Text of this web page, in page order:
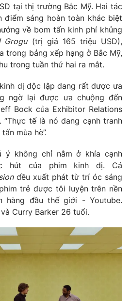
Podcast
Infographic
Shorts video
VTV Thể thao
Bất động sản
Tấm lòng Việt
Vươn mình bằng AI
VTV8
tại thị trường Bắc Mỹ. Hai tác
điểm sáng hoàn toàn khác biệt
về bom tấn kinh phí khủng
Grogu(trị giá 165 triệu USD),
trong bảng xếp hạng ở Bắc Mỹ,
trong tuần thứ hai ra mắt.
dị độc lập đang rất được ưa
ngờ lại được ưa chuộng đến
Bock của Exhibitor Relations
tế là nó đang cạnh tranh
mùa hè”.
ý không chỉ nằm ở khía cạnh
hút của phim kinh dị. Cả
đều xuất phát từ trí óc sáng
trẻ được tôi luyện trên nền
hàng đầu thế giới - Youtube.
Curry Barker 26 tuổi.